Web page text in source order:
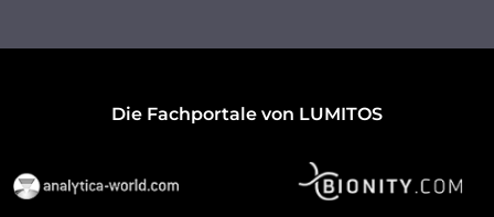
Die Fachportale von LUMITOS